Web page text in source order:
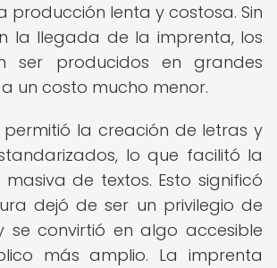
producción lenta y costosa. Sin
la llegada de la imprenta, los
ser producidos en grandes
un costo mucho menor.
la creación de letras y
lo que facilitó la
de textos. Esto significó
dejó de ser un privilegio de
se convirtió en algo accesible
más amplio. La imprenta